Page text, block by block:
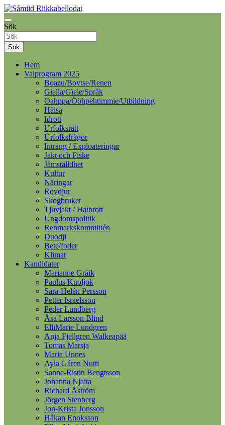
Sámiid Riikkabellodat
Samelandspartiet
Sök
Sök
Hem
Valprogram 2025
Boazu/Bovtse/Renen
Giella/Gïele/Språk
Oahppa/Ööhpehtimmie/Utbildning
Hälsa
Idrott
Urfolksrätt
Urfolksfrågor
Intrång / Exploateringar
Jakt och Fiske
Jämställdhet
Kultur
Näringar
Rovdjur
Skogbruket
Tjuvjakt / Hatbrott
Ungdomspolitik
Renmarkskommittén
Duodji
Bete/foder
Klimat
Kandidater
Marianne Gråik
Paulus Kuoljok
Sara-Helén Persson
Petter Israelsson
Peder Lundberg
Åsa Larsson Blind
ElliMarie Lundgren
Anja Fjellgren Walkeapää
Tomas Marsja
Maria Unnes
Ayla Gáren Nutti
Sanne-Ristin Bengtsson
Johanna Njaita
Richard Åström
Jörgen Stenberg
Jon-Krista Jonsson
Håkan Enoksson